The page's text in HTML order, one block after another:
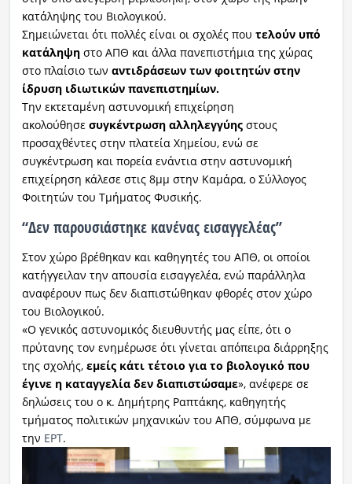
κατάληψης του Βιολογικού.
Σημειώνεται ότι πολλές είναι οι σχολές που τελούν υπό
κατάληψηστο ΑΠΘ και άλλα πανεπιστήμια της χώρας
στο πλαίσιο των αντιδράσεων των φοιτητών στην
ίδρυση ιδιωτικών πανεπιστημίων.
Την εκτεταμένη αστυνομική επιχείρηση
ακολούθησε συγκέντρωση αλληλεγγύηςστους
προσαχθέντες στην πλατεία Χημείου, ενώ σε
συγκέντρωση και πορεία ενάντια στην αστυνομική
επιχείρηση κάλεσε στις 8μμ στην Καμάρα, ο Σύλλογος
Φοιτητών του Τμήματος Φυσικής.
“Δεν παρουσιάστηκε κανένας εισαγγελέας”
Στον χώρο βρέθηκαν και καθηγητές του ΑΠΘ, οι οποίοι
κατήγγειλαν την απουσία εισαγγελέα, ενώ παράλληλα
αναφέρουν πως δεν διαπιστώθηκαν φθορές στον χώρο
του Βιολογικού.
«Ο γενικός αστυνομικός διευθυντής μας είπε, ότι ο
πρύτανης τον ενημέρωσε ότι γίνεται απόπειρα διάρρηξης
της σχολής,εμείς κάτι τέτοιο για το βιολογικό που
έγινε η καταγγελία δεν διαπιστώσαμε», ανέφερε σε
δηλώσεις του ο κ. Δημήτρης Ραπτάκης, καθηγητής
τμήματος πολιτικών μηχανικών του ΑΠΘ, σύμφωνα με
την ΕΡΤ.